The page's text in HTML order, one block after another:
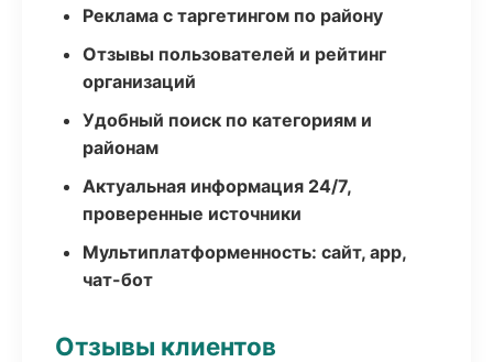
Реклама с таргетингом по району
Отзывы пользователей и рейтинг
организаций
Удобный поиск по категориям и
районам
Актуальная информация 24/7,
проверенные источники
Мультиплатформенность: сайт, app,
чат-бот
Отзывы клиентов